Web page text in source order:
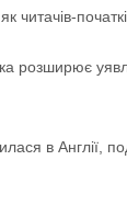
розширює
в Англії,